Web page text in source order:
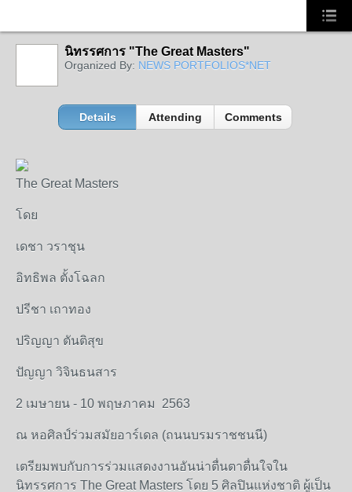
นิทรรศการ "The Great Masters"
Organized By: NEWS PORTFOLIOS*NET
Details Attending Comments
The Great Masters
โดย
เดชา วราชุน
อิทธิพล ตั้งโฉลก
ปรีชา เถาทอง
ปริญญา ตันติสุข
ปัญญา วิจินธนสาร
2 เมษายน - 10 พฤษภาคม 2563
ณ หอศิลป์ร่วมสมัยอาร์เดล (ถนนบรมราชชนนี)
เตรียมพบกับการร่วมแสดงงานอันน่าตื่นตาตื่นใจใน
นิทรรศการ The Great Masters โดย 5 ศิลปินแห่งชาติ ผู้เป็น